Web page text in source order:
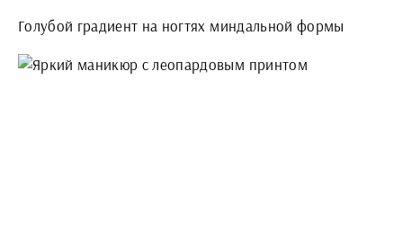
Голубой градиент на ногтях миндальной формы